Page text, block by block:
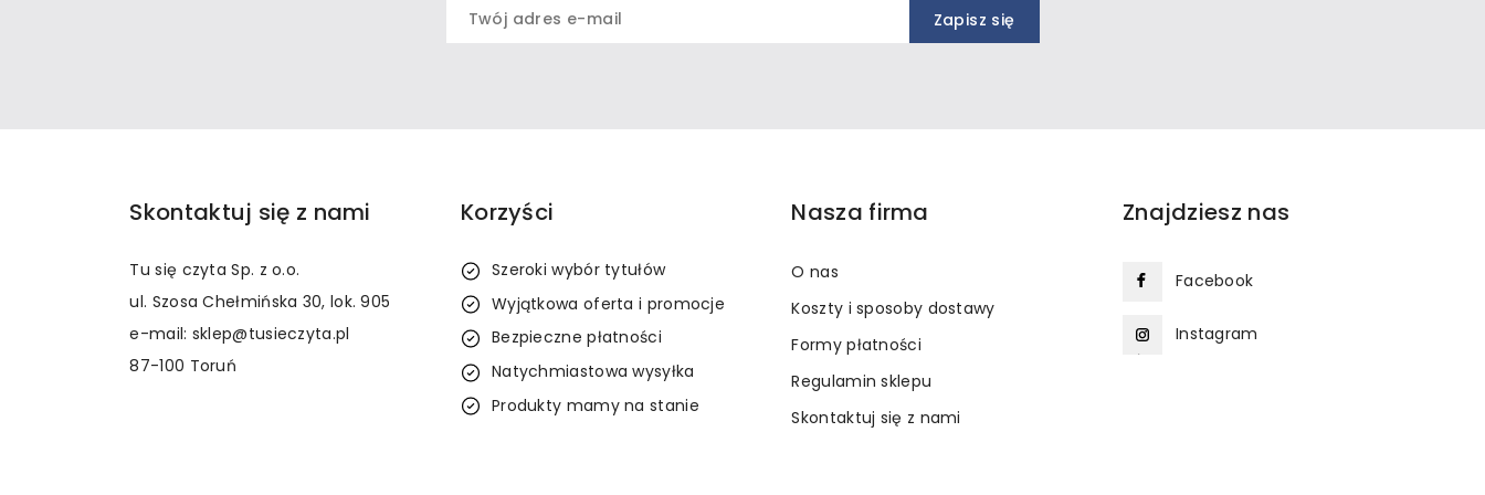
Skontaktuj się z nami
Tu się czyta Sp. z o.o.
ul. Szosa Chełmińska 30, lok. 905
e-mail: sklep@tusieczyta.pl
87-100 Toruń
Korzyści
Szeroki wybór tytułów
Wyjątkowa oferta i promocje
Bezpieczne płatności
Natychmiastowa wysyłka
Produkty mamy na stanie
Nasza firma
O nas
Koszty i sposoby dostawy
Formy płatności
Regulamin sklepu
Skontaktuj się z nami
Znajdziesz nas
Facebook
Instagram